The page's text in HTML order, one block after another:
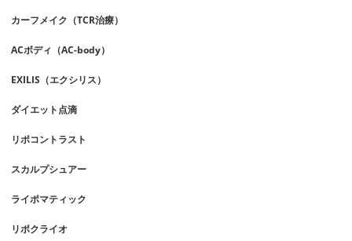
カーフメイク（TCR治療）
ACボディ（AC-body）
EXILIS（エクシリス）
ダイエット点滴
リポコントラスト
スカルプシュアー
ライポマティック
リポクライオ